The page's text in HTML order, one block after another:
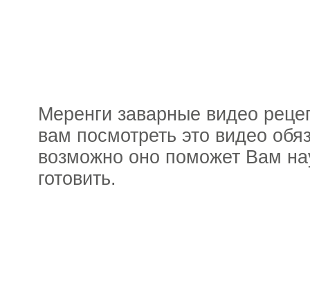
Меренги заварные видео
вам посмотреть это видео
возможно оно поможет Вам
готовить.